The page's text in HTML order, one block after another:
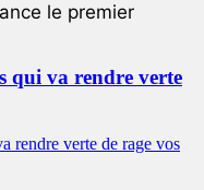
le premier
qui va rendre verte